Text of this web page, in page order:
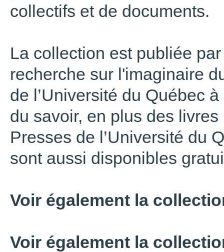
collectifs et de documents.
La collection est publiée
recherche sur l'imaginaire
de l’Université du Québec
du savoir, en plus des
Presses de l’Université du
sont aussi disponibles
Voir également la
Voir également la